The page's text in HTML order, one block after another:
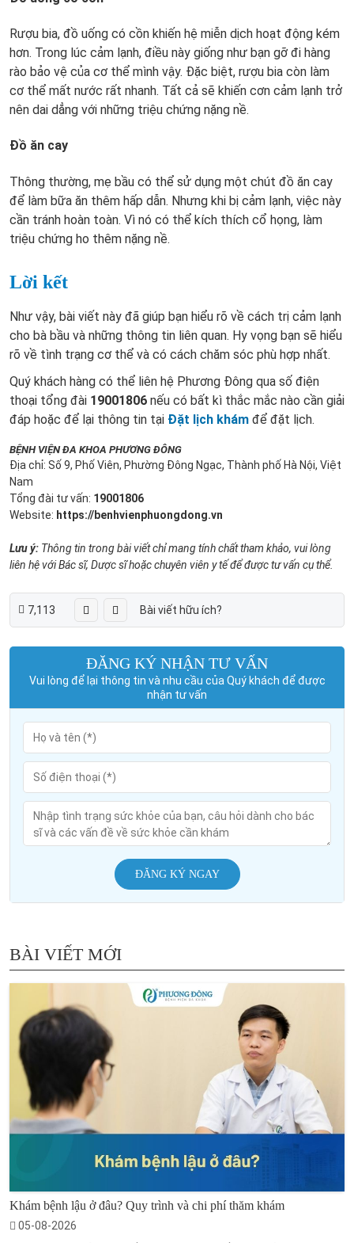
Rượu bia, đồ uống có cồn khiến hệ miễn dịch hoạt động kém
hơn. Trong lúc cảm lạnh, điều này giống như bạn gỡ đi hàng
rào bảo vệ của cơ thể mình vậy. Đặc biệt, rượu bia còn làm
cơ thể mất nước rất nhanh. Tất cả sẽ khiến cơn cảm lạnh trở
nên dai dẳng với những triệu chứng nặng nề.
Đồ ăn cay
Thông thường, mẹ bầu có thể sử dụng một chút đồ ăn cay
để làm bữa ăn thêm hấp dẫn. Nhưng khi bị cảm lạnh, việc này
cần tránh hoàn toàn. Vì nó có thể kích thích cổ họng, làm
triệu chứng ho thêm nặng nề.
Lời kết
Như vậy, bài viết này đã giúp bạn hiểu rõ về cách trị cảm lạnh
cho bà bầu và những thông tin liên quan. Hy vọng bạn sẽ hiểu
rõ về tình trạng cơ thể và có cách chăm sóc phù hợp nhất.
Quý khách hàng có thể liên hệ Phương Đông qua số điện
thoại tổng đài 19001806 nếu có bất kì thắc mắc nào cần giải
đáp hoặc để lại thông tin tại Đặt lịch khám để đặt lịch.
BỆNH VIỆN ĐA KHOA PHƯƠNG ĐÔNG
Địa chỉ: Số 9, Phố Viên, Phường Đông Ngạc, Thành phố Hà Nội, Việt
Nam
Tổng đài tư vấn: 19001806
Website: https://benhvienphuongdong.vn
Lưu ý: Thông tin trong bài viết chỉ mang tính chất tham khảo, vui lòng
liên hệ với Bác sĩ, Dược sĩ hoặc chuyên viên y tế để được tư vấn cụ thể.
7,113 Bài viết hữu ích?
ĐĂNG KÝ NHẬN TƯ VẤN
Vui lòng để lại thông tin và nhu cầu của Quý khách để được
nhận tư vấn
ĐĂNG KÝ NGAY
BÀI VIẾT MỚI
Khám bệnh lậu ở đâu? Quy trình và chi phí thăm khám
05-08-2026